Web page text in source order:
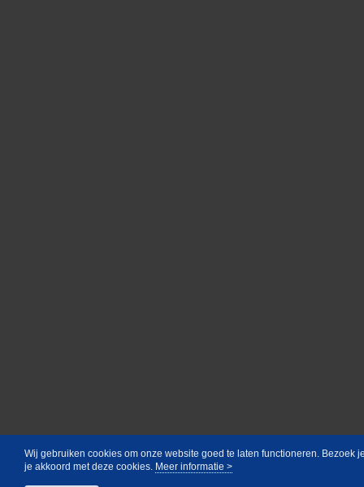
Wij gebruiken cookies om onze website goed te laten functioneren. Bezoek
je akkoord met deze cookies. Meer informatie >